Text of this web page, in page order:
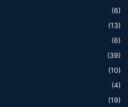
(6)
(13)
(6)
(39)
(10)
(4)
(19)